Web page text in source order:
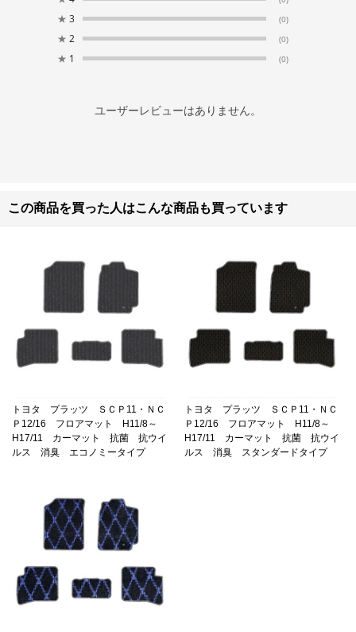
★ 3 (0)
★ 2 (0)
★ 1 (0)
ユーザーレビューはありません。
この商品を買った人はこんな商品も買っています
トヨタ プラッツ ＳＣＰ11・ＮＣ
Ｐ12/16 フロアマット H11/8～
H17/11 カーマット 抗菌 抗ウイ
ルス 消臭 エコノミータイプ
トヨタ プラッツ ＳＣＰ11・ＮＣ
Ｐ12/16 フロアマット H11/8～
H17/11 カーマット 抗菌 抗ウイ
ルス 消臭 スタンダードタイプ